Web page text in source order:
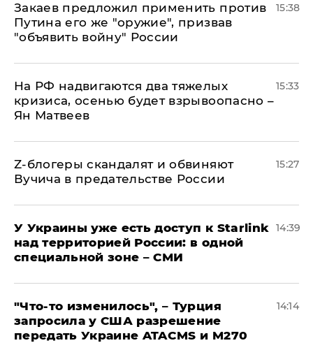
Закаев предложил применить против
Путина его же "оружие", призвав
"объявить войну" России
15:38
На РФ надвигаются два тяжелых
кризиса, осенью будет взрывоопасно –
Ян Матвеев
15:33
Z-блогеры скандалят и обвиняют
Вучича в предательстве России
15:27
У Украины уже есть доступ к Starlink
над территорией России: в одной
специальной зоне – СМИ
14:39
​"Что-то изменилось", – Турция
запросила у США разрешение
передать Украине ATACMS и M270
14:14